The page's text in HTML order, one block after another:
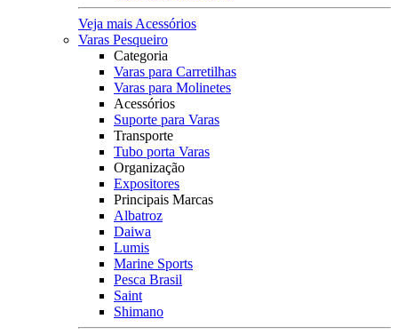
Veja mais Acessórios
Varas Pesqueiro
Categoria
Varas para Carretilhas
Varas para Molinetes
Acessórios
Suporte para Varas
Transporte
Tubo porta Varas
Organização
Expositores
Principais Marcas
Albatroz
Daiwa
Lumis
Marine Sports
Pesca Brasil
Saint
Shimano